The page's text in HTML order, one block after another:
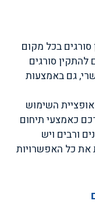
סורגים בכל מקום
להתקין סורגים
גם באמצעות
השימוש
כאמצעי תיחום
ורבים ויש
את כל האפשרויות